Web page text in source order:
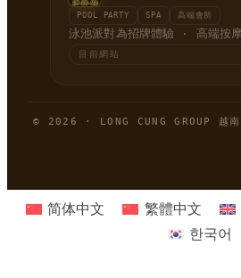
POOL PARTY SPA 高端會所
泳池派對為招牌體驗 · 高端按
目前網站
© 2026 · LONG CUNG GROUP 越
简体中文 繁體中文
한국어